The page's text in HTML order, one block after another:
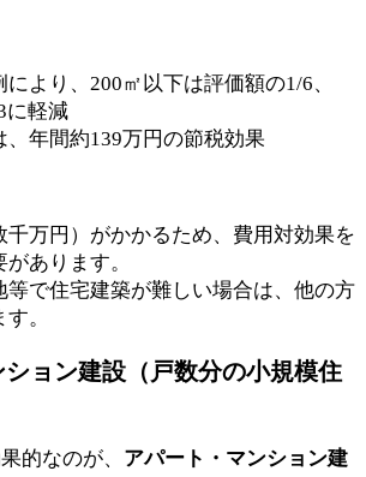
より、200㎡以下は評価額の1/6、
に軽減
、年間約139万円の節税効果
千万円）がかかるため、費用対効果を
あります。
等で住宅建築が難しい場合は、他の方
。
ョン建設（戸数分の小規模住
的なのが、 アパート・マンション建